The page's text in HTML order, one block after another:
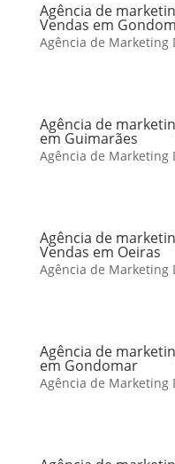
Agência de
Vendas em
Agência de Marketing
Agência de
em Guimarães
Agência de Marketing
Agência de
Vendas em Oeiras
Agência de Marketing
Agência de
em Gondomar
Agência de Marketing